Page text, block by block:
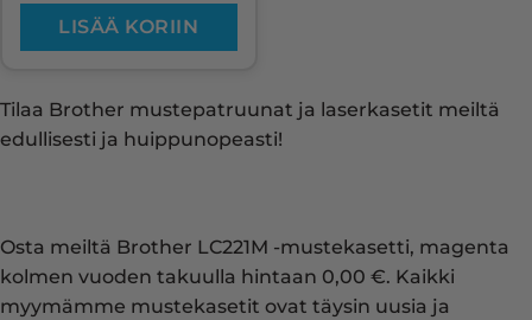
LISÄÄ KORIIN
Tilaa Brother mustepatruunat ja laserkasetit meiltä
edullisesti ja huippunopeasti!
Osta meiltä Brother LC221M -mustekasetti, magenta
kolmen vuoden takuulla hintaan 0,00 €. Kaikki
myymämme mustekasetit ovat täysin uusia ja